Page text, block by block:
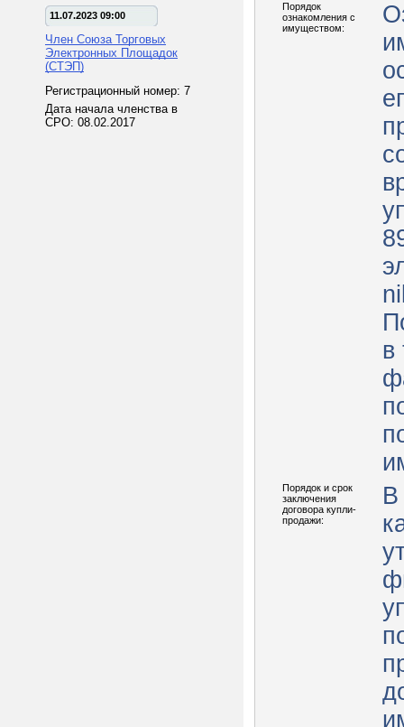
11.07.2023 09:00
Член Союза Торговых
Электронных Площадок
(СТЭП)
Регистрационный номер: 7
Дата начала членства в
СРО: 08.02.2017
Порядок
ознакомления с
имуществом:
в
Порядок и срок
заключения
договора купли-
продажи:
В